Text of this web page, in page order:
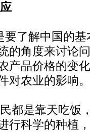
要了解中国的
的角度来讨论
产品价格的变
对农业的影响
都是靠天吃饭
行科学的种植